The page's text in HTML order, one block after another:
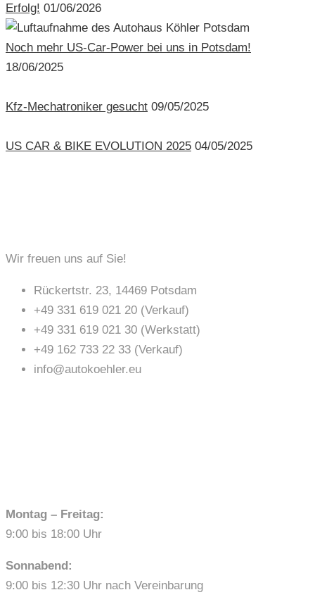
Erfolg! 01/06/2026
Noch mehr US-Car-Power bei uns in Potsdam!
18/06/2025
Kfz-Mechatroniker gesucht 09/05/2025
US CAR & BIKE EVOLUTION 2025 04/05/2025
Wir freuen uns auf Sie!
Rückertstr. 23, 14469 Potsdam
+49 331 619 021 20 (Verkauf)
+49 331 619 021 30 (Werkstatt)
+49 162 733 22 33 (Verkauf)
info@autokoehler.eu
Montag – Freitag:
9:00 bis 18:00 Uhr
Sonnabend:
9:00 bis 12:30 Uhr nach Vereinbarung